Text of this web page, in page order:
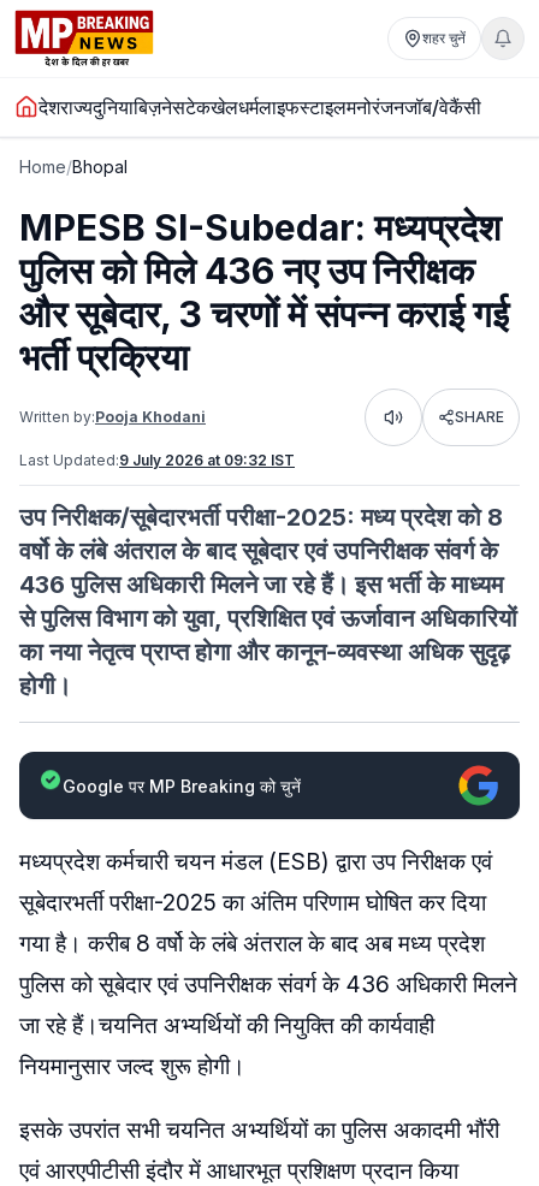
शहर चुनें
देशराज्यदुनियाबिज़नेसटेकखेलधर्मलाइफस्टाइलमनोरंजनजॉब/वेकैंसी
Home/Bhopal
MPESB SI-Subedar: मध्यप्रदेश
पुलिस को मिले 436 नए उप निरीक्षक
और सूबेदार, 3 चरणों में संपन्न कराई गई
भर्ती प्रक्रिया
Written by:Pooja Khodani Listen SHARE
Last Updated:9 July 2026 at 09:32 IST
उप निरीक्षक/सूबेदारभर्ती परीक्षा-2025: मध्य प्रदेश को 8
वर्षो के लंबे अंतराल के बाद सूबेदार एवं उपनिरीक्षक संवर्ग के
436 पुलिस अधिकारी मिलने जा रहे हैं। इस भर्ती के माध्यम
से पुलिस विभाग को युवा, प्रशिक्षित एवं ऊर्जावान अधिकारियों
का नया नेतृत्व प्राप्त होगा और कानून-व्यवस्था अधिक सुदृढ़
होगी।
Google पर MP Breaking को चुनें
मध्यप्रदेश कर्मचारी चयन मंडल (ESB) द्वारा उप निरीक्षक एवं
सूबेदारभर्ती परीक्षा-2025 का अंतिम परिणाम घोषित कर दिया
गया है। करीब 8 वर्षो के लंबे अंतराल के बाद अब मध्य प्रदेश
पुलिस को सूबेदार एवं उपनिरीक्षक संवर्ग के 436 अधिकारी मिलने
जा रहे हैं।चयनित अभ्यर्थियों की नियुक्ति की कार्यवाही
नियमानुसार जल्द शुरू होगी।
इसके उपरांत सभी चयनित अभ्यर्थियों का पुलिस अकादमी भौंरी
एवं आरएपीटीसी इंदौर में आधारभूत प्रशिक्षण प्रदान किया